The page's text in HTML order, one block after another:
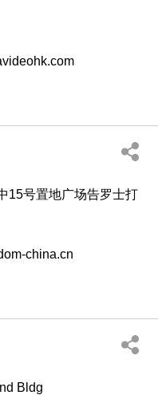
15号置地广场告罗士打
china.cn
Bldg